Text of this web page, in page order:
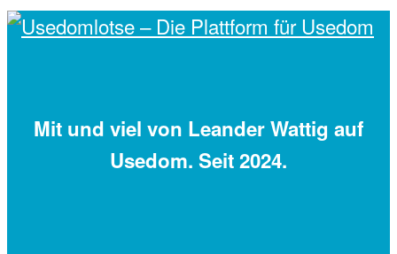
Mit und viel von Leander Wattig auf
Usedom. Seit 2024.